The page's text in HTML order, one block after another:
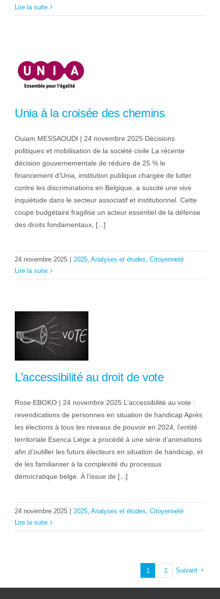
Lire la suite
Unia à la croisée des chemins
Ouiam MESSAOUDI | 24 novembre 2025 Décisions
politiques et mobilisation de la société civile La récente
décision gouvernementale de réduire de 25 % le
financement d’Unia, institution publique chargée de lutter
contre les discriminations en Belgique, a suscité une vive
inquiétude dans le secteur associatif et institutionnel. Cette
coupe budgétaire fragilise un acteur essentiel de la défense
des droits fondamentaux, [...]
24 novembre 2025 2025, Analyses et études, Citoyenneté
Lire la suite
L’accessibilité au droit de vote
Rose EBOKO | 24 novembre 2025 L’accessibilité au vote :
revendications de personnes en situation de handicap Après
les élections à tous les niveaux de pouvoir en 2024, l’entité
territoriale Esenca Liège a procédé à une série d’animations
afin d’outiller les futurs électeurs en situation de handicap, et
de les familiariser à la complexité du processus
démocratique belge. À l’issue de [...]
24 novembre 2025 2025, Analyses et études, Citoyenneté
Lire la suite
1 2 Suivant